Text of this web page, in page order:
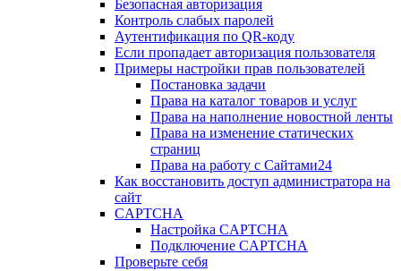
Безопасная авторизация
Контроль слабых паролей
Аутентификация по QR-коду
Если пропадает авторизация пользователя
Примеры настройки прав пользователей
Постановка задачи
Права на каталог товаров и услуг
Права на наполнение новостной ленты
Права на изменение статических
страниц
Права на работу с Сайтами24
Как восстановить доступ администратора на
сайт
CAPTCHA
Настройка CAPTCHA
Подключение CAPTCHA
Проверьте себя